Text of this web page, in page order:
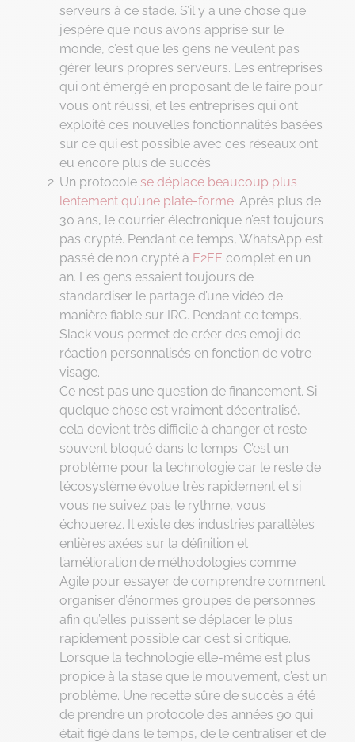
serveurs à ce stade. S’il y a une chose que
j’espère que nous avons apprise sur le
monde, c’est que les gens ne veulent pas
gérer leurs propres serveurs. Les entreprises
qui ont émergé en proposant de le faire pour
vous ont réussi, et les entreprises qui ont
exploité ces nouvelles fonctionnalités basées
sur ce qui est possible avec ces réseaux ont
eu encore plus de succès.
Un protocole se déplace beaucoup plus
lentement qu’une plate-forme. Après plus de
30 ans, le courrier électronique n’est toujours
pas crypté. Pendant ce temps, WhatsApp est
passé de non crypté à E2EE complet en un
an. Les gens essaient toujours de
standardiser le partage d’une vidéo de
manière fiable sur IRC. Pendant ce temps,
Slack vous permet de créer des emoji de
réaction personnalisés en fonction de votre
visage.
Ce n’est pas une question de financement. Si
quelque chose est vraiment décentralisé,
cela devient très difficile à changer et reste
souvent bloqué dans le temps. C’est un
problème pour la technologie car le reste de
l’écosystème évolue très rapidement et si
vous ne suivez pas le rythme, vous
échouerez. Il existe des industries parallèles
entières axées sur la définition et
l’amélioration de méthodologies comme
Agile pour essayer de comprendre comment
organiser d’énormes groupes de personnes
afin qu’elles puissent se déplacer le plus
rapidement possible car c’est si critique.
Lorsque la technologie elle-même est plus
propice à la stase que le mouvement, c’est un
problème. Une recette sûre de succès a été
de prendre un protocole des années 90 qui
était figé dans le temps, de le centraliser et de